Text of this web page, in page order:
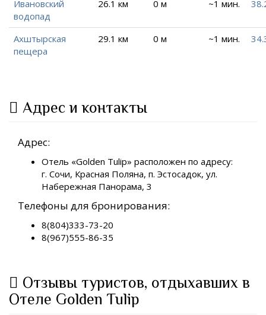
Ивановский
водопад
26.1 км 0 м ~1 мин.
Ахштырская
пещера
29.1 км 0 м ~1 мин.
Адрес и контакты
Адрес:
Отель «Golden Tulip» расположен по адресу:
г. Сочи, Красная Поляна, п. Эстосадок, ул.
Набережная Панорама, 3
Телефоны для бронирования:
8(804)333-73-20
8(967)555-86-35
Отзывы туристов, отдыхавших в
Отеле Golden Tulip